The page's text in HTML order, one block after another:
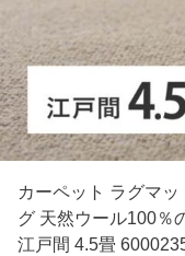
カーペット ラグマ
グ 天然ウール100％
江戸間 4.5畳